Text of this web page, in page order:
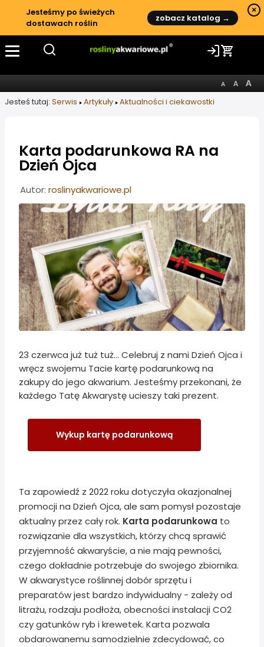
Jesteśmy po świeżych
dostawach roślin
zobacz katalog →
×
Jesteś tutaj: Serwis Artykuły Aktualności i ciekawostki
Karta podarunkowa RA na
Dzień Ojca
Informacje o artykule
Autor: roslinyakwariowe.pl
23 czerwca już tuż tuż... Celebruj z nami Dzień Ojca i
wręcz swojemu Tacie kartę podarunkową na
zakupy do jego akwarium. Jesteśmy przekonani, że
każdego Tatę Akwarystę ucieszy taki prezent.
Wykup kartę podarunkową
Ta zapowiedź z 2022 roku dotyczyła okazjonalnej
promocji na Dzień Ojca, ale sam pomysł pozostaje
aktualny przez cały rok. Karta podarunkowa to
rozwiązanie dla wszystkich, którzy chcą sprawić
przyjemność akwaryście, a nie mają pewności,
czego dokładnie potrzebuje do swojego zbiornika.
W akwarystyce roślinnej dobór sprzętu i
preparatów jest bardzo indywidualny - zależy od
litrażu, rodzaju podłoża, obecności instalacji CO2
czy gatunków ryb i krewetek. Karta pozwala
obdarowanemu samodzielnie zdecydować, co